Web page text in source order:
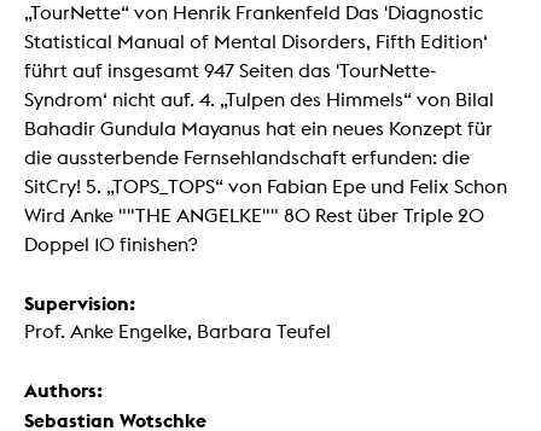
„TourNette“ von Henrik Frankenfeld Das 'Diagnostic
Statistical Manual of Mental Disorders, Fifth Edition‘
führt auf insgesamt 947 Seiten das 'TourNette-
Syndrom‘ nicht auf. 4. „Tulpen des Himmels“ von Bilal
Bahadir Gundula Mayanus hat ein neues Konzept für
die aussterbende Fernsehlandschaft erfunden: die
SitCry! 5. „TOPS_TOPS“ von Fabian Epe und Felix Schon
Wird Anke ""THE ANGELKE"" 80 Rest über Triple 20
Doppel 10 finishen?
Supervision:
Prof. Anke Engelke, Barbara Teufel
Authors:
Sebastian Wotschke